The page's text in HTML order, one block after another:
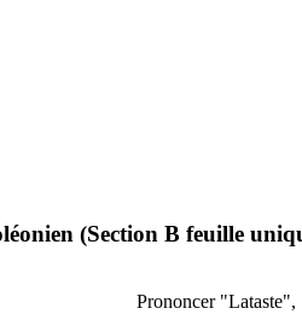
(Section B feuille
Prononcer